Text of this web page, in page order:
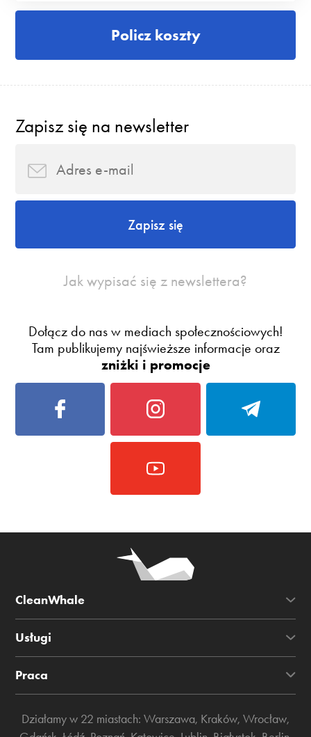
Policz koszty
Zapisz się na newsletter
Zapisz się
Jak wypisać się z newslettera?
Dołącz do nas w mediach społecznościowych!
Tam publikujemy najświeższe informacje oraz
zniżki i promocje
CleanWhale
Usługi
Praca
Działamy w 22 miastach: Warszawa, Kraków, Wrocław,